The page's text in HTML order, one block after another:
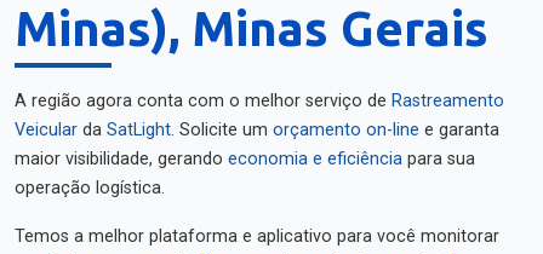
Minas), Minas Gerais
A região agora conta com o melhor serviço de Rastreamento
Veicular da SatLight. Solicite um orçamento on-line e garanta
maior visibilidade, gerando economia e eficiência para sua
operação logística.
Temos a melhor plataforma e aplicativo para você monitorar